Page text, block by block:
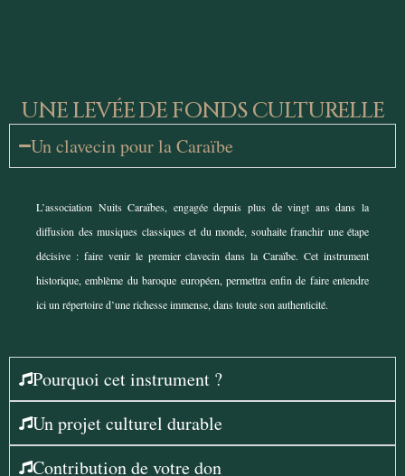
UNE LEVÉE DE FONDS CULTURELLE
Un clavecin pour la Caraïbe
L’association Nuits Caraïbes, engagée depuis plus de vingt ans dans la
diffusion des musiques classiques et du monde, souhaite franchir une étape
décisive : faire venir le premier clavecin dans la Caraïbe. Cet instrument
historique, emblème du baroque européen, permettra enfin de faire entendre
ici un répertoire d’une richesse immense, dans toute son authenticité.
Pourquoi cet instrument ?
Un projet culturel durable
Contribution de votre don